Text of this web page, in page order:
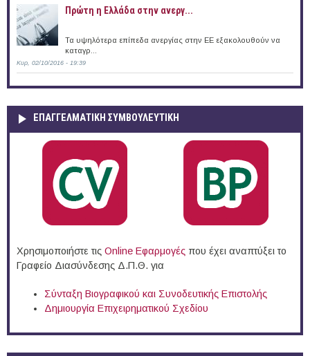
Πρώτη η Ελλάδα στην ανεργ...
Τα υψηλότερα επίπεδα ανεργίας στην ΕΕ εξακολουθούν να
καταγρ...
Κυρ, 02/10/2016 - 19:39
ΕΠΑΓΓΕΛΜΑΤΙΚΉ ΣΥΜΒΟΥΛΕΥΤΙΚΉ
Χρησιμοποιήστε τις Online Eφαρμογές που έχει αναπτύξει το
Γραφείο Διασύνδεσης Δ.Π.Θ. για
Σύνταξη Βιογραφικού και Συνοδευτικής Επιστολής
Δημιουργία Επιχειρηματικού Σχεδίου